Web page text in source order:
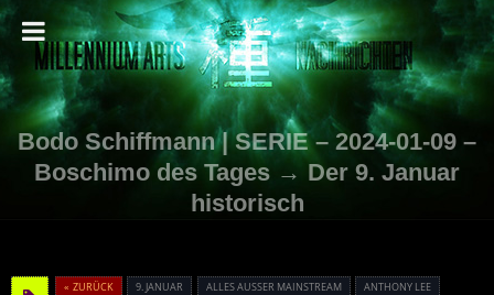
Bodo Schiffmann | SERIE – 2024-01-09 –
Boschimo des Tages → Der 9. Januar
historisch
« ZURÜCK 9. JANUAR ALLES AUSSER MAINSTREAM
ANTHONY LEE